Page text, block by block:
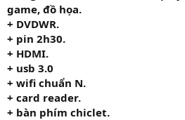
game, đồ họa.
+ DVDWR.
+ pin 2h30.
+ HDMI.
+ usb 3.0
+ wifi chuẩn N.
+ card reader.
+ bàn phím chiclet.